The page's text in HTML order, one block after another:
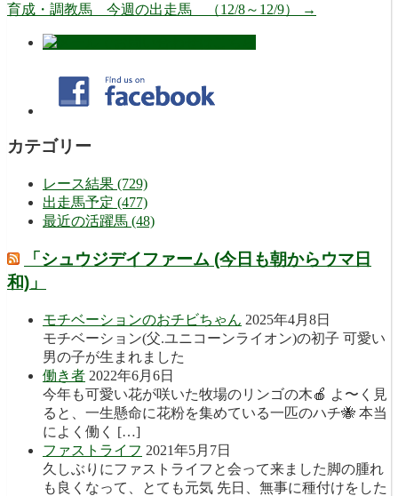
育成・調教馬 今週の出走馬 （12/8～12/9）
→
カテゴリー
レース結果 (729)
出走馬予定 (477)
最近の活躍馬 (48)
「シュウジデイファーム (今日も朝からウマ日
和)」
モチベーションのおチビちゃん 2025年4月8日
モチベーション(父.ユニコーンライオン)の初子 可愛い
男の子が生まれました
働き者 2022年6月6日
今年も可愛い花が咲いた牧場のリンゴの木🍎 よ〜く見
ると、一生懸命に花粉を集めている一匹のハチ🐝 本当
によく働く […]
ファストライフ 2021年5月7日
久しぶりにファストライフと会って来ました脚の腫れ
も良くなって、とても元気 先日、無事に種付けをした